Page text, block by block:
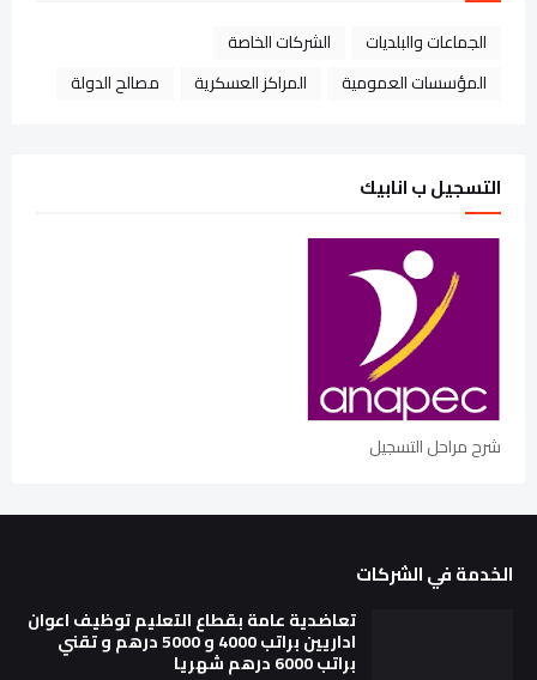
الجماعات والبلديات
الشركات الخاصة
المؤسسات العمومية
المراكز العسكرية مصالح الدولة
التسجيل ب انابيك
شرح مراحل التسجيل
الخدمة في الشركات
تعاضدية عامة بقطاع التعليم توظيف اعوان
اداريين براتب 4000 و 5000 درهم و تقني
براتب 6000 درهم شهريا